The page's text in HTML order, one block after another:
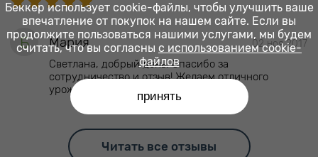
Б Мария 02 ноя 2017
Светлана, добрый день. Спасибо за
сотрудничество и отзыв! Желаем отличного
урожая и вкусных блюд!
Читать все отзывы
Беккер использует cookie-файлы, чтобы улучшить ваше
впечатление от покупок на нашем сайте. Если вы
продолжите пользоваться нашими услугами, мы будем
считать, что вы согласны с использованием cookie-
файлов
принять